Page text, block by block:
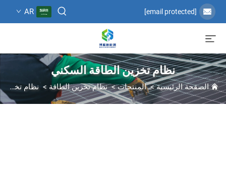
[email protected]
AR
نظام تخزين الطاقة السكني
الصفحة الرئيسية>المنتجات>نظام تخزين الطاقة > نظام تخزين الطاقة السكني